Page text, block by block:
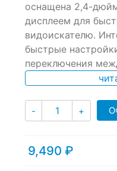
customer
ratings
оснащена 2,4-
дисплеем для
видоискателю.
быстрые
переключения
- Количество
+
9,490 ₽